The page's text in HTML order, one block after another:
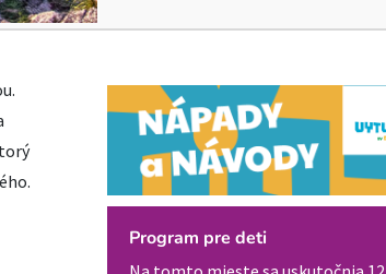
Program pre deti